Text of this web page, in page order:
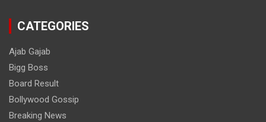
CATEGORIES
Ajab Gajab
Bigg Boss
Board Result
Bollywood Gossip
Breaking News